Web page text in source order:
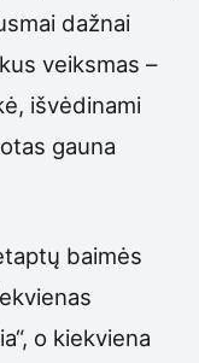
dažnai
veiksmas –
išvėdinami
gauna
baimės
o kiekviena